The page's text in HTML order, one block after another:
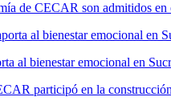
de CECAR son admitidos
al bienestar emocional en